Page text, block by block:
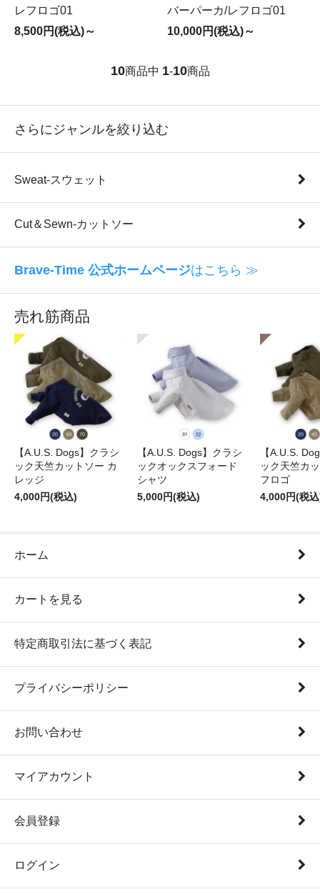
レフロゴ01
8,500円(税込)～
バーパーカ/レフロゴ01
10,000円(税込)～
10商品中 1-10商品
さらにジャンルを絞り込む
Sweat-スウェット
Cut＆Sewn-カットソー
Brave-Time 公式ホームページはこちら ≫
売れ筋商品
【A.U.S. Dogs】クラシ
ック天竺カットソー カ
レッジ
4,000円(税込)
【A.U.S. Dogs】クラシ
ックオックスフォード
シャツ
5,000円(税込)
【A.U.S.
ック天竺カ
フロゴ
4,000円(税
ホーム
カートを見る
特定商取引法に基づく表記
プライバシーポリシー
お問い合わせ
マイアカウント
会員登録
ログイン